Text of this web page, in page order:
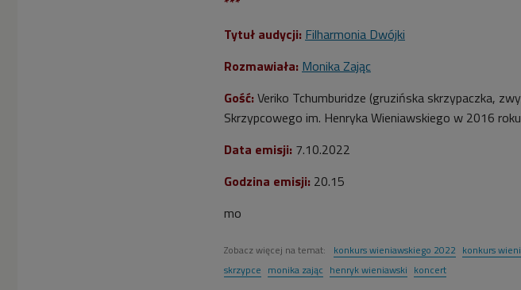
Tytuł audycji: Filharmonia Dwójki
Rozmawiała: Monika Zając
Gość: Veriko Tchumburidze (gruzińska skrzypaczka,
Skrzypcowego im. Henryka Wieniawskiego w 2016
Data emisji: 7.10.2022
Godzina emisji: 20.15
mo
Zobacz więcej na temat: konkurs wieniawskiego 2022 konkurs
skrzypce monika zając henryk wieniawski koncert